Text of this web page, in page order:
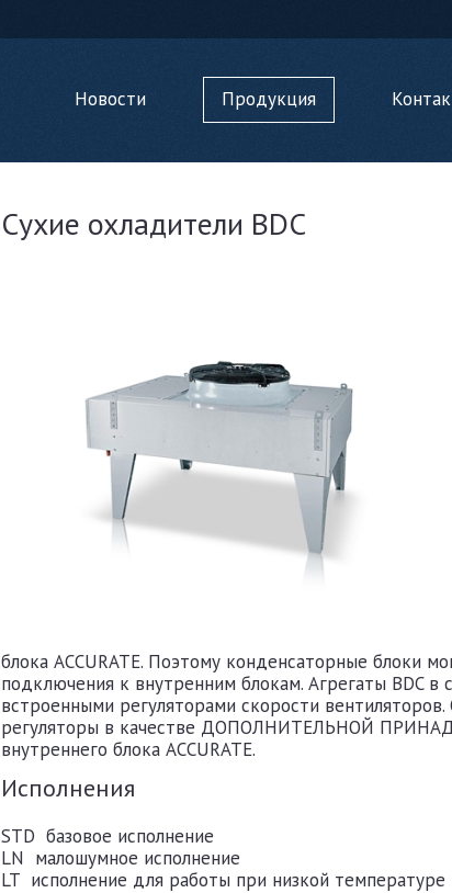
Новости Продукция
Сухие охладители BDC
блока ACCURATE. Поэтому конденсаторные блоки
подключения к внутренним блокам. Агрегаты BDC
встроенными регуляторами скорости вентиляторов.
регуляторы в качестве ДОПОЛНИТЕЛЬНОЙ
внутреннего блока ACCURATE.
Исполнения
STD базовое исполнение
LN малошумное исполнение
LT исполнение для работы при низкой температуре